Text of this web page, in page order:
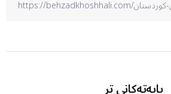
بابەتەکانی تر